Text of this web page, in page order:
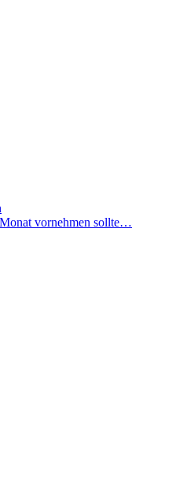
vornehmen sollte…